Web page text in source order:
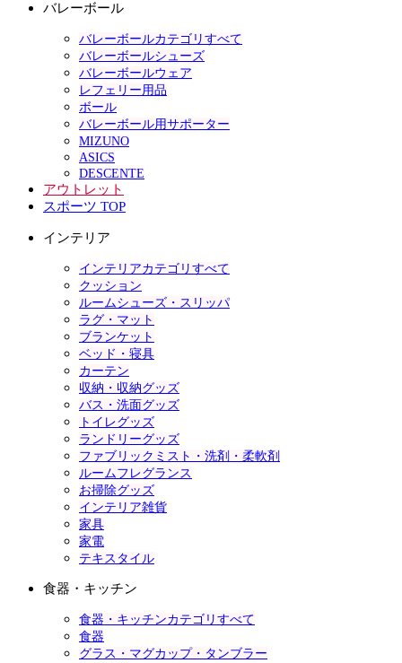
バレーボール
バレーボールカテゴリすべて
バレーボールシューズ
バレーボールウェア
レフェリー用品
ボール
バレーボール用サポーター
MIZUNO
ASICS
DESCENTE
アウトレット
スポーツ TOP
インテリア
インテリアカテゴリすべて
クッション
ルームシューズ・スリッパ
ラグ・マット
ブランケット
ベッド・寝具
カーテン
収納・収納グッズ
バス・洗面グッズ
トイレグッズ
ランドリーグッズ
ファブリックミスト・洗剤・柔軟剤
ルームフレグランス
お掃除グッズ
インテリア雑貨
家具
家電
テキスタイル
食器・キッチン
食器・キッチンカテゴリすべて
食器
グラス・マグカップ・タンブラー